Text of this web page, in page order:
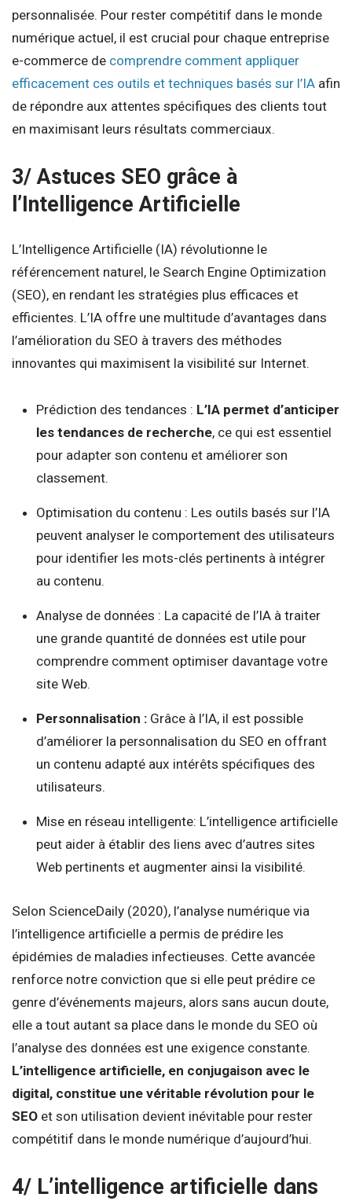
personnalisée. Pour rester compétitif dans le monde
numérique actuel, il est crucial pour chaque entreprise
e-commerce de comprendre comment appliquer
efficacement ces outils et techniques basés sur l’IA afin
de répondre aux attentes spécifiques des clients tout
en maximisant leurs résultats commerciaux.
3/ Astuces SEO grâce à
l’Intelligence Artificielle
L’Intelligence Artificielle (IA) révolutionne le
référencement naturel, le Search Engine Optimization
(SEO), en rendant les stratégies plus efficaces et
efficientes. L’IA offre une multitude d’avantages dans
l’amélioration du SEO à travers des méthodes
innovantes qui maximisent la visibilité sur Internet.
Prédiction des tendances : L’IA permet d’anticiper
les tendances de recherche, ce qui est essentiel
pour adapter son contenu et améliorer son
classement.
Optimisation du contenu : Les outils basés sur l’IA
peuvent analyser le comportement des utilisateurs
pour identifier les mots-clés pertinents à intégrer
au contenu.
Analyse de données : La capacité de l’IA à traiter
une grande quantité de données est utile pour
comprendre comment optimiser davantage votre
site Web.
Personnalisation :Grâce à l’IA, il est possible
d’améliorer la personnalisation du SEO en offrant
un contenu adapté aux intérêts spécifiques des
utilisateurs.
Mise en réseau intelligente: L’intelligence artificielle
peut aider à établir des liens avec d’autres sites
Web pertinents et augmenter ainsi la visibilité.
Selon ScienceDaily (2020), l’analyse numérique via
l’intelligence artificielle a permis de prédire les
épidémies de maladies infectieuses. Cette avancée
renforce notre conviction que si elle peut prédire ce
genre d’événements majeurs, alors sans aucun doute,
elle a tout autant sa place dans le monde du SEO où
l’analyse des données est une exigence constante.
L’intelligence artificielle, en conjugaison avec le
digital, constitue une véritable révolution pour le
SEO et son utilisation devient inévitable pour rester
compétitif dans le monde numérique d’aujourd’hui.
4/ L’intelligence artificielle dans